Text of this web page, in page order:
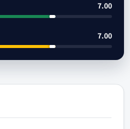
7.00
7.00